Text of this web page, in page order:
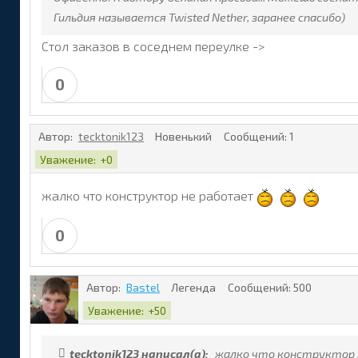
Гильдия называется Twisted Nether, заранее спасибо)
Стол заказов в соседнем переулке ->
0
Автор: tecktonik123 Новенький Сообщений: 1
Уважение: +0
жалко что конструктор не работает
0
Автор: Bastel Легенда Сообщений: 500
Уважение: +50
tecktonik123 написал(а): жалко что конструктор